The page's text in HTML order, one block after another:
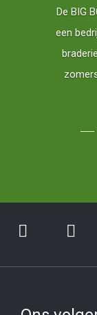
De BIG
een